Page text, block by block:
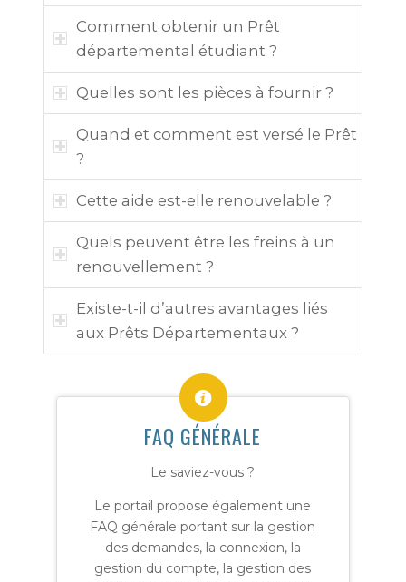
Comment obtenir un Prêt
départemental étudiant ?
Quelles sont les pièces à fournir ?
Quand et comment est versé le Prêt
?
Cette aide est-elle renouvelable ?
Quels peuvent être les freins à un
renouvellement ?
Existe-t-il d’autres avantages liés
aux Prêts Départementaux ?
FAQ GÉNÉRALE
Le saviez-vous ?
Le portail propose également une
FAQ générale portant sur la gestion
des demandes, la connexion, la
gestion du compte, la gestion des